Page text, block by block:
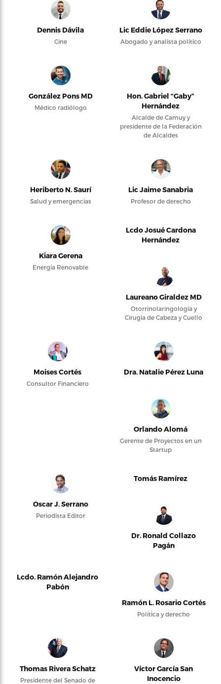
Dennis Dávila
Cine
Lic Eddie López Serrano
Abogado y analista político
González Pons MD
Médico radiólogo
Hon. Gabriel “Gaby”
Hernández
Alcalde de Camuy y
presidente de la Federación
de Alcaldes
Heriberto N. Saurí
Salud y emergencias
Lic Jaime Sanabria
Profesor de derecho
Kiara Gerena
Energía Renovable
Lcdo Josué Cardona
Hernández
Laureano Giraldez MD
Otorrinolaringología y
Cirugía de Cabeza y Cuello
Moises Cortés
Consultor Financiero
Dra. Natalie Pérez Luna
Orlando Alomá
Gerente de Proyectos en un
Startup
Oscar J. Serrano
Periodista Editor
Tomás Ramírez
Dr. Ronald Collazo
Pagán
Lcdo. Ramón Alejandro
Pabón
Ramón L. Rosario Cortés
Política y derecho
Thomas Rivera Schatz
Presidente del Senado de
Víctor García San
Inocencio